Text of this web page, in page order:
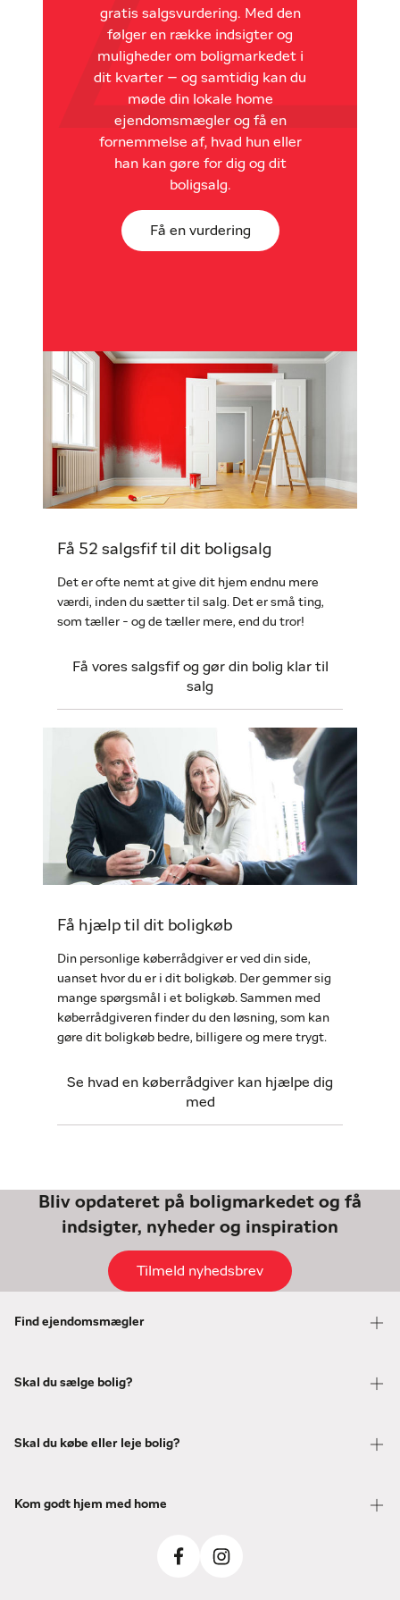
gratis salgsvurdering. Med den
følger en række indsigter og
muligheder om boligmarkedet i
dit kvarter – og samtidig kan du
møde din lokale home
ejendomsmægler og få en
fornemmelse af, hvad hun eller
han kan gøre for dig og dit
boligsalg.
Få en vurdering
Få 52 salgsfif til dit boligsalg
Det er ofte nemt at give dit hjem endnu mere
værdi, inden du sætter til salg. Det er små ting,
som tæller - og de tæller mere, end du tror!
Få vores salgsfif og gør din bolig klar til
salg
Få hjælp til dit boligkøb
Din personlige køberrådgiver er ved din side,
uanset hvor du er i dit boligkøb. Der gemmer sig
mange spørgsmål i et boligkøb. Sammen med
køberrådgiveren finder du den løsning, som kan
gøre dit boligkøb bedre, billigere og mere trygt.
Se hvad en køberrådgiver kan hjælpe dig
med
Bliv opdateret på boligmarkedet og få
indsigter, nyheder og inspiration
Tilmeld nyhedsbrev
Find ejendomsmægler
Skal du sælge bolig?
Skal du købe eller leje bolig?
Kom godt hjem med home